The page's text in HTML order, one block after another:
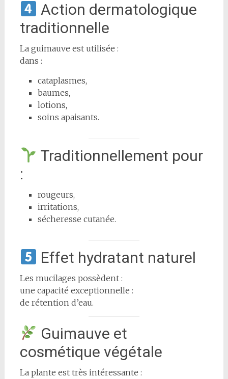
Action dermatologique
traditionnelle
La guimauve est utilisée :
dans :
cataplasmes,
baumes,
lotions,
soins apaisants.
Traditionnellement pour
:
rougeurs,
irritations,
sécheresse cutanée.
Effet hydratant naturel
Les mucilages possèdent :
une capacité exceptionnelle :
de rétention d’eau.
Guimauve et
cosmétique végétale
La plante est très intéressante :